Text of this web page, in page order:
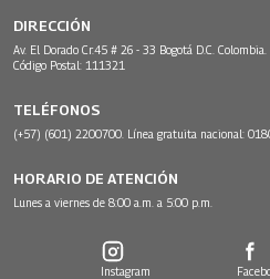
DIRECCIÓN
Av. El Dorado Cr.45 # 26 - 33 Bogotá D.C. Colombia.
Código Postal: 111321
TELÉFONOS
(+57) (601) 2200700. Línea gratuita nacional:
HORARIO DE ATENCIÓN
Lunes a viernes de 8:00 a.m. a 5:00 p.m.
Instagram